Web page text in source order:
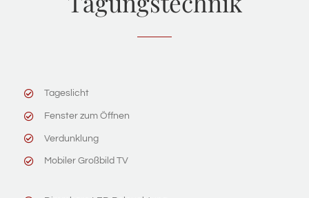
Tageslicht
Fenster zum Öffnen
Verdunklung
Mobiler Großbild TV